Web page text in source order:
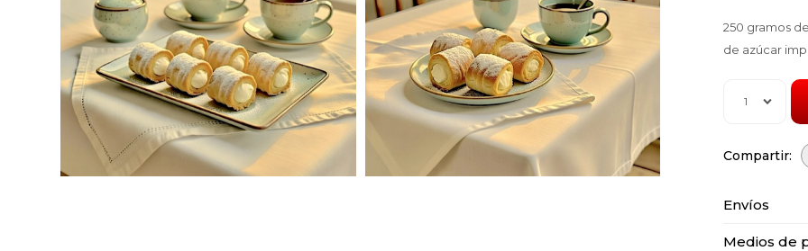
250 gramos
de azúcar
1
Envíos
Medios de